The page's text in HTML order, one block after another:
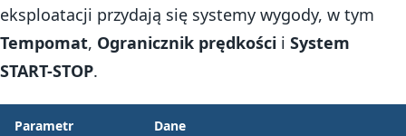
eksploatacji przydają się systemy wygody, w tym
Tempomat, Ogranicznik prędkości i System
START-STOP.
Parametr Dane